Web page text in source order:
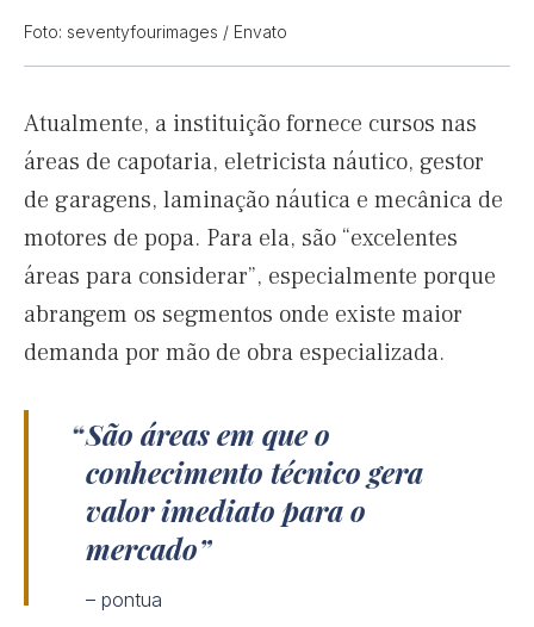
Foto: seventyfourimages / Envato
Atualmente, a instituição fornece cursos nas
áreas de capotaria, eletricista náutico, gestor
de garagens, laminação náutica e mecânica de
motores de popa. Para ela, são “excelentes
áreas para considerar”, especialmente porque
abrangem os segmentos onde existe maior
demanda por mão de obra especializada.
São áreas em que o
conhecimento técnico gera
valor imediato para o
mercado
– pontua